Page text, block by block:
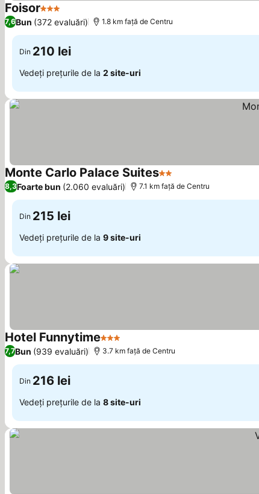
Foisor3 Stele Vedeți prețurile
7,6Bun (372 evaluări) 1.8 km faţă de Centru
Din 210 lei
Vedeți prețurile de la 2 site-uri
Monte Carlo Palace Suites2 Stele
8,3Foarte bun (2.060 evaluări) 7.1 km faţă de Centru
Din 215 lei
Vedeți prețurile de la 9 site-uri
Hotel Funnytime3 Stele
7,7Bun (939 evaluări) 3.7 km faţă de Centru
Din 216 lei
Vedeți prețurile de la 8 site-uri